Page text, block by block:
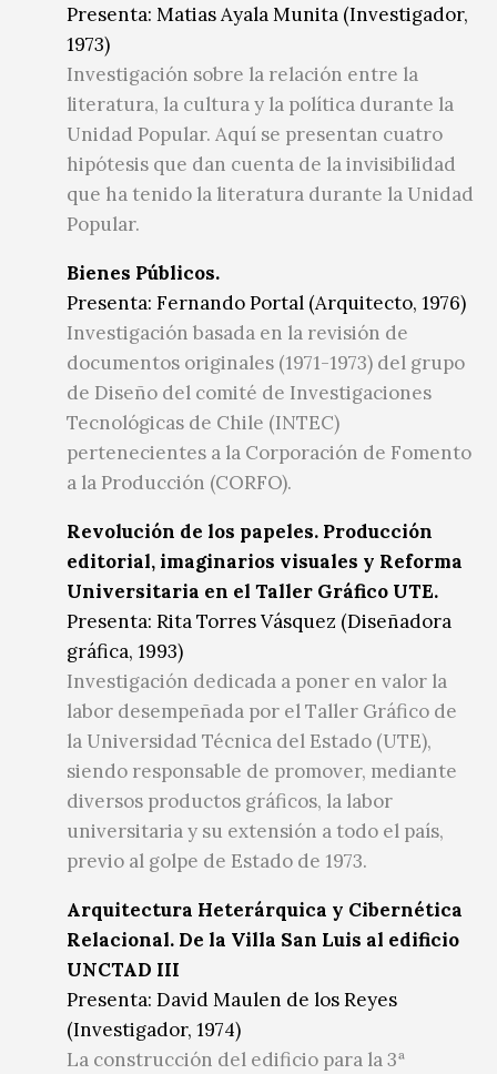
Presenta: Matias Ayala Munita (Investigador,
1973)
Investigación sobre la relación entre la
literatura, la cultura y la política durante la
Unidad Popular. Aquí se presentan cuatro
hipótesis que dan cuenta de la invisibilidad
que ha tenido la literatura durante la Unidad
Popular.
Bienes Públicos.
Presenta: Fernando Portal (Arquitecto, 1976)
Investigación basada en la revisión de
documentos originales (1971-1973) del grupo
de Diseño del comité de Investigaciones
Tecnológicas de Chile (INTEC)
pertenecientes a la Corporación de Fomento
a la Producción (CORFO).
Revolución de los papeles. Producción
editorial, imaginarios visuales y Reforma
Universitaria en el Taller Gráfico UTE.
Presenta: Rita Torres Vásquez (Diseñadora
gráfica, 1993)
Investigación dedicada a poner en valor la
labor desempeñada por el Taller Gráfico de
la Universidad Técnica del Estado (UTE),
siendo responsable de promover, mediante
diversos productos gráficos, la labor
universitaria y su extensión a todo el país,
previo al golpe de Estado de 1973.
Arquitectura Heterárquica y Cibernética
Relacional. De la Villa San Luis al edificio
UNCTAD III
Presenta: David Maulen de los Reyes
(Investigador, 1974)
La construcción del edificio para la 3ª